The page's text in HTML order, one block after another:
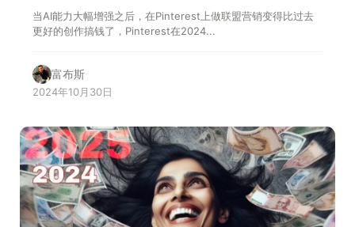
当AI能力大幅增强之后，在Pinterest上做联盟营销变得比过去
更好的创作搞钱了，Pinterest在2024...
富布斯
2024年10月30日